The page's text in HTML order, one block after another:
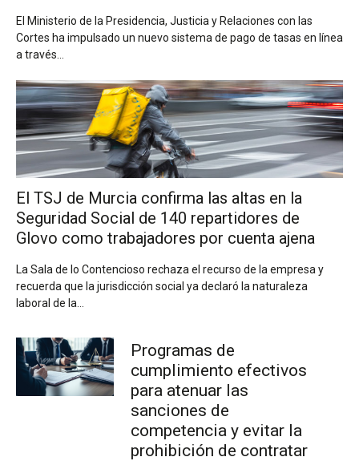
El Ministerio de la Presidencia, Justicia y Relaciones con las
Cortes ha impulsado un nuevo sistema de pago de tasas en línea
a través...
El TSJ de Murcia confirma las altas en la
Seguridad Social de 140 repartidores de
Glovo como trabajadores por cuenta ajena
La Sala de lo Contencioso rechaza el recurso de la empresa y
recuerda que la jurisdicción social ya declaró la naturaleza
laboral de la...
Programas de
cumplimiento efectivos
para atenuar las
sanciones de
competencia y evitar la
prohibición de contratar